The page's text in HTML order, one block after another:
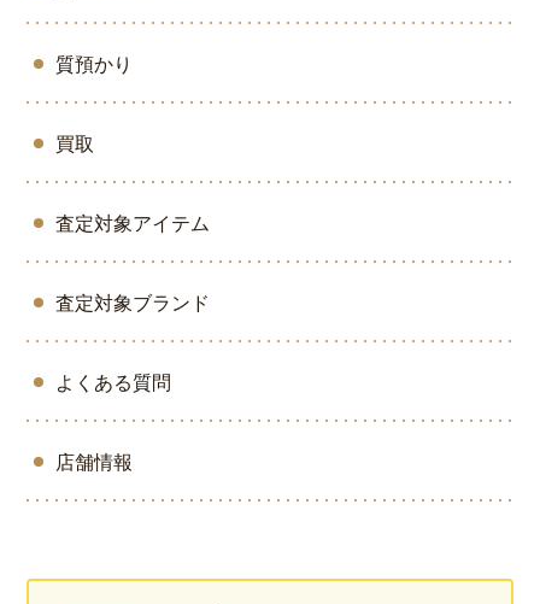
質預かり
買取
査定対象アイテム
査定対象ブランド
よくある質問
店舗情報